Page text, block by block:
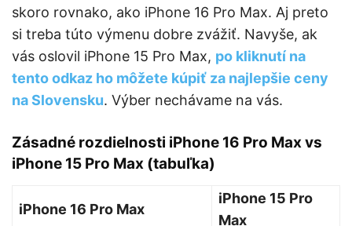
skoro rovnako, ako iPhone 16 Pro Max. Aj preto
si treba túto výmenu dobre zvážiť. Navyše, ak
vás oslovil iPhone 15 Pro Max, po kliknutí na
tento odkaz ho môžete kúpiť za najlepšie ceny
na Slovensku. Výber nechávame na vás.
Zásadné rozdielnosti iPhone 16 Pro Max vs
iPhone 15 Pro Max (tabuľka)
iPhone 16 Pro Max
iPhone 15 Pro
Max